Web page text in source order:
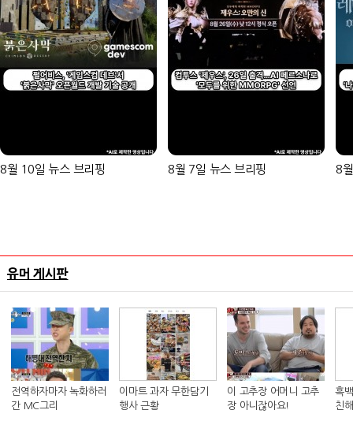
8월 10일 뉴스 브리핑 8월 7일 뉴스 브리핑 8
유머 게시판
전역하자마자 녹화하러
간 MC그리
이마트 과자 무한담기
행사 근황
이 고추장 어머니 고추
장 아니잖아요!
흑
친